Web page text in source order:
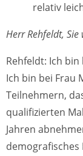
relativ
Herr Rehfeldt,
Rehfeldt: Ich
Ich bin bei Frau
Teilnehmern,
qualifizierten
Jahren